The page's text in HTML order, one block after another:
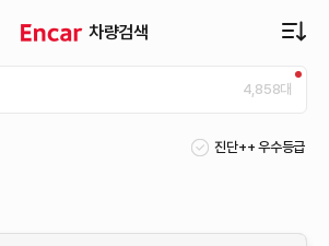
차량검색
4,858대
진단++ 우수등급